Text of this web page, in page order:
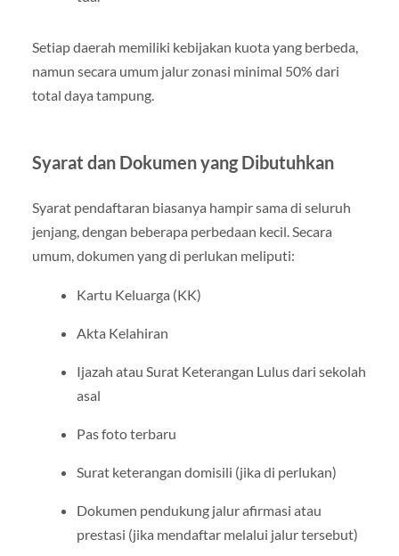
Setiap daerah memiliki kebijakan kuota yang berbeda,
namun secara umum jalur zonasi minimal 50% dari
total daya tampung.
Syarat dan Dokumen yang Dibutuhkan
Syarat pendaftaran biasanya hampir sama di seluruh
jenjang, dengan beberapa perbedaan kecil. Secara
umum, dokumen yang di perlukan meliputi:
Kartu Keluarga (KK)
Akta Kelahiran
Ijazah atau Surat Keterangan Lulus dari sekolah
asal
Pas foto terbaru
Surat keterangan domisili (jika di perlukan)
Dokumen pendukung jalur afirmasi atau
prestasi (jika mendaftar melalui jalur tersebut)